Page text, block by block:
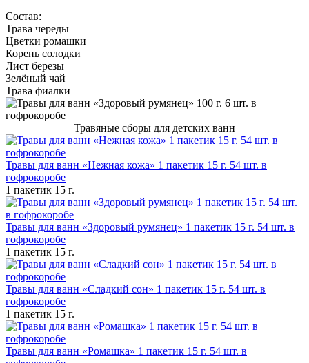
Состав:
Трава череды
Цветки ромашки
Корень солодки
Лист березы
Зелёный чай
Трава фиалки
Травяные сборы для детских ванн
Травы для ванн «Нежная кожа» 1 пакетик 15 г. 54 шт. в
гофрокоробе
1 пакетик 15 г.
Травы для ванн «Здоровый румянец» 1 пакетик 15 г. 54 шт. в
гофрокоробе
1 пакетик 15 г.
Травы для ванн «Сладкий сон» 1 пакетик 15 г. 54 шт. в
гофрокоробе
1 пакетик 15 г.
Травы для ванн «Ромашка» 1 пакетик 15 г. 54 шт. в